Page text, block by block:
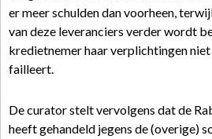
er meer schulden dan voorheen,
van deze leveranciers verder wordt
kredietnemer haar verplichtingen niet
failleert.
De curator stelt vervolgens dat de
heeft gehandeld jegens de (overige)